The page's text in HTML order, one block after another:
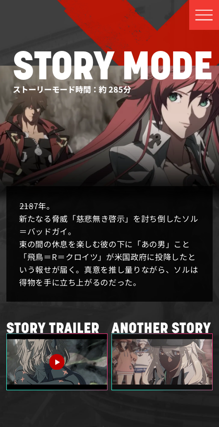
STORY MODE
ストーリーモード時間：約 285分
――2187年。
新たなる脅威「慈悲無き啓示」を討ち倒したソル
＝バッドガイ。
束の間の休息を楽しむ彼の下に「あの男」こと
「飛鳥＝R＝クロイツ」が米国政府に投降したと
いう報せが届く。真意を推し量りながら、ソルは
得物を手に立ち上がるのだった。
STORY TRAILER ANOTHER STORY
ANOTHER STORY
アナザーストーリー時間：約 42分
飛鳥＝R＝クロイツの投降を契機としたアメリカ
合衆国の事件と同時刻。
イリュリア連王国の特機旅団長であるラムレザル
＝ヴァレンタインは、特別災害の報を受けイリュ
リア郊外の現場へと向かう。
そこで彼女が見た人物は、かつて「慈悲なき啓
示」と共謀し人類の敵となった「ベッドマン」と
MAIN STORY